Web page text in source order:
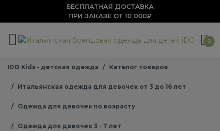
БЕСПЛАТНАЯ ДОСТАВКА
ПРИ ЗАКАЗЕ ОТ 10 000₽
0
IDO Kids - детская одежда Каталог товаров
Итальянская одежда для девочек от 3 до 16 лет
Одежда для девочек по возрасту
Одежда для девочек 3 - 7 лет